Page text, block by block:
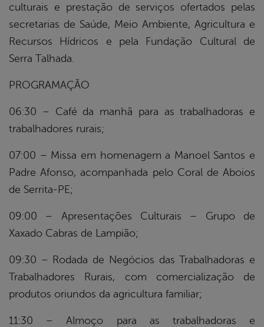
culturais e prestação de serviços ofertados pelas
secretarias de Saúde, Meio Ambiente, Agricultura e
Recursos Hídricos e pela Fundação Cultural de
Serra Talhada.
PROGRAMAÇÃO
06:30 – Café da manhã para as trabalhadoras e
trabalhadores rurais;
07:00 – Missa em homenagem a Manoel Santos e
Padre Afonso, acompanhada pelo Coral de Aboios
de Serrita-PE;
09:00 – Apresentações Culturais – Grupo de
Xaxado Cabras de Lampião;
09:30 – Rodada de Negócios das Trabalhadoras e
Trabalhadores Rurais, com comercialização de
produtos oriundos da agricultura familiar;
11:30 – Almoço para as trabalhadoras e